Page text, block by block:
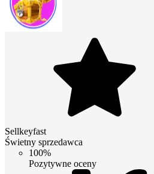
Sellkeyfast
Świetny sprzedawca
100%
Pozytywne oceny